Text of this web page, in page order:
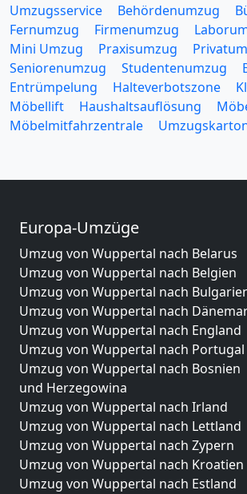
Umzugsservice Behördenumzug
Fernumzug
Firmenumzug
Mini Umzug
Praxisumzug
Seniorenumzug
Studentenumzug
Entrümpelung
Halteverbotszone
Möbellift
Haushaltsauflösung
Möbelmitfahrzentrale
Europa-Umzüge
Umzug von Wuppertal nach Belarus
Umzug von Wuppertal nach Belgien
Umzug von Wuppertal nach
Umzug von Wuppertal nach
Umzug von Wuppertal nach England
Umzug von Wuppertal nach Portugal
Umzug von Wuppertal nach Bosnien
und Herzegowina
Umzug von Wuppertal nach Irland
Umzug von Wuppertal nach Lettland
Umzug von Wuppertal nach Zypern
Umzug von Wuppertal nach Kroatien
Umzug von Wuppertal nach Estland